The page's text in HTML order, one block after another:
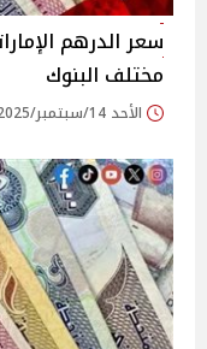
مختلف البنوك
الأحد 14/سبتمبر/2025 - 01:22 م